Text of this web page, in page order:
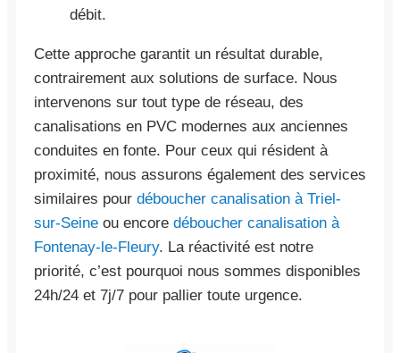
débit.
Cette approche garantit un résultat durable,
contrairement aux solutions de surface. Nous
intervenons sur tout type de réseau, des
canalisations en PVC modernes aux anciennes
conduites en fonte. Pour ceux qui résident à
proximité, nous assurons également des services
similaires pour déboucher canalisation à Triel-
sur-Seine ou encore déboucher canalisation à
Fontenay-le-Fleury. La réactivité est notre
priorité, c’est pourquoi nous sommes disponibles
24h/24 et 7j/7 pour pallier toute urgence.